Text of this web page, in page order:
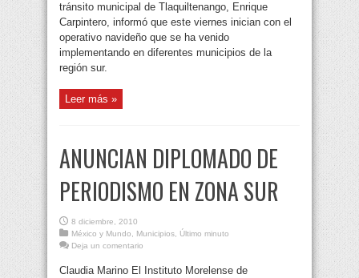
tránsito municipal de Tlaquiltenango, Enrique
Carpintero, informó que este viernes inician con el
operativo navideño que se ha venido
implementando en diferentes municipios de la
región sur.
Leer más »
ANUNCIAN DIPLOMADO DE
PERIODISMO EN ZONA SUR
8 diciembre, 2010
México y Mundo, Municipios, Último minuto
Deja un comentario
Claudia Marino El Instituto Morelense de